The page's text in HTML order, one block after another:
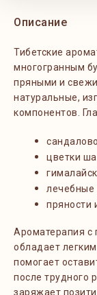
Описание
Тибетские
многогранным
пряными и
натуральные,
компонентов.
цветки
лечебные
пряности
Ароматерапия с
обладает
помогает
после трудного
заряжает